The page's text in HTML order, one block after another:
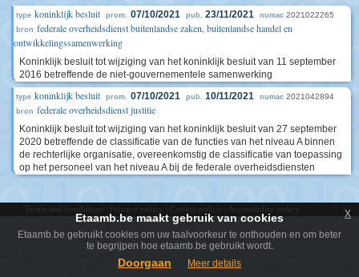
type koninklijk besluit prom. 07/10/2021 pub. 23/11/2021 numac 2021022265
bron federale overheidsdienst buitenlandse zaken, buitenlandse handel en
ontwikkelingssamenwerking
Koninklijk besluit tot wijziging van het koninklijk besluit van 11 september
2016 betreffende de niet-gouvernementele samenwerking
type koninklijk besluit prom. 07/10/2021 pub. 10/11/2021 numac 2021042894
bron federale overheidsdienst justitie
Koninklijk besluit tot wijziging van het koninklijk besluit van 27 september
2020 betreffende de classificatie van de functies van het niveau A binnen
de rechterlijke organisatie, overeenkomstig de classificatie van toepassing
op het personeel van het niveau A bij de federale overheidsdiensten
Etaamb.be maakt gebruik van cookies
Etaamb.be gebruikt cookies om uw taalvoorkeur te onthouden en om beter
te begrijpen hoe etaamb.be gebruikt wordt.
Doorgaan Meer details
x